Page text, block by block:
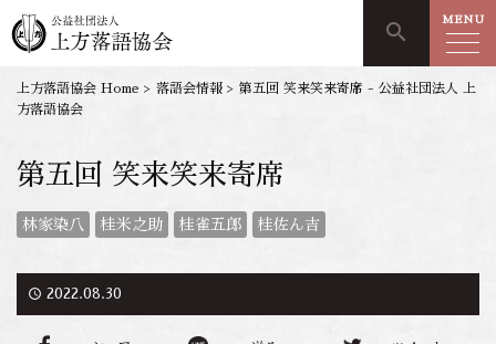
search MENU
上方落語協会 Home > 落語会情報 > 第五回 笑来笑来寄席 - 公益社団法人 上
方落語協会
第五回 笑来笑来寄席
林家染八 桂米之助 桂雀五郎 桂佐ん吉
access_time 2022.08.30